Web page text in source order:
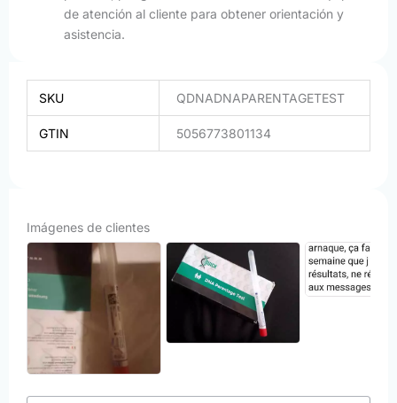
de atención al cliente para obtener orientación y
asistencia.
SKU QDNADNAPARENTAGETEST
GTIN 5056773801134
Imágenes de clientes